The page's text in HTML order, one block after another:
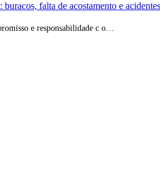
falta de acostamento e
e responsabilidade c o…